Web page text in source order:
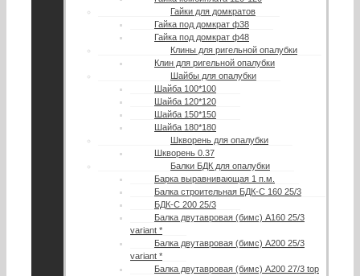
Гайки для домкратов
Гайка под домкрат ф38
Гайка под домкрат ф48
Клины для ригельной опалубки
Клин для ригельной опалубки
Шайбы для опалубки
Шайба 100*100
Шайба 120*120
Шайба 150*150
Шайба 180*180
Шкворень для опалубки
Шкворень 0.37
Балки БДК для опалубки
Барка выравнивающая 1 п.м.
Балка строительная БДК-С 160 25/3
БДК-С 200 25/3
Балка двутавровая (бимс) А160 25/3
variant *
Балка двутавровая (бимс) А200 25/3
variant *
Балка двутавровая (бимс) А200 27/3 top